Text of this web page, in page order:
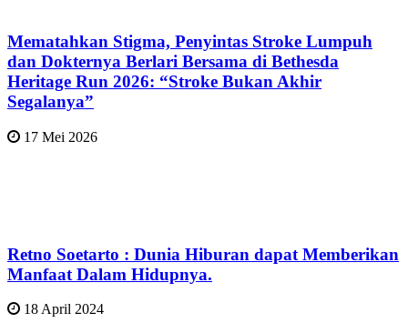
Mematahkan Stigma, Penyintas Stroke Lumpuh
dan Dokternya Berlari Bersama di Bethesda
Heritage Run 2026: “Stroke Bukan Akhir
Segalanya”
17 Mei 2026
Retno Soetarto : Dunia Hiburan dapat Memberikan
Manfaat Dalam Hidupnya.
18 April 2024